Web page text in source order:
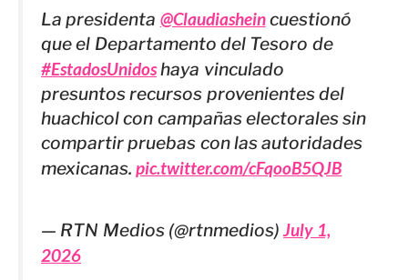
La presidenta @Claudiasheincuestionó
que el Departamento del Tesoro de
#EstadosUnidoshaya vinculado
presuntos recursos provenientes del
huachicol con campañas electorales sin
compartir pruebas con las autoridades
mexicanas.pic.twitter.com/cFqooB5QJB
— RTN Medios (@rtnmedios)July 1,
2026